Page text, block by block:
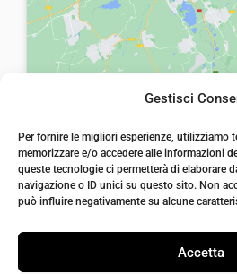
Gestisci
Per fornire le migliori esperienze, utilizziamo
memorizzare e/o accedere alle informazioni
queste tecnologie ci permetterà di elaborare
navigazione o ID unici su questo sito. Non
può influire negativamente su alcune
Accetta
:
€
7
0
.
0
0
.
Via Michele imperiali, ang. via
72021, Francavilla Fontana,
info@laiatessuti.com
+39 327 46 19 544